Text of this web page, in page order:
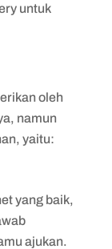
untuk
oleh
namun
yaitu:
yang baik,
ajukan.